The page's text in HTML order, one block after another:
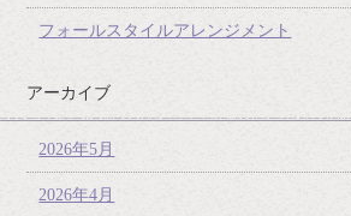
フォールスタイルアレンジメント
アーカイブ
2026年5月
2026年4月